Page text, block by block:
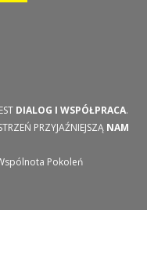
DIALOG I WSPÓŁPRACA.
PRZYJAŹNIEJSZĄ NAM
Pokoleń